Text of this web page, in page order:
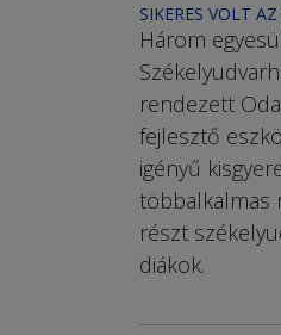
SIKERES VOLT
Három
rendezett
fejlesztő
igényű
többalkalmas
részt
diákok.